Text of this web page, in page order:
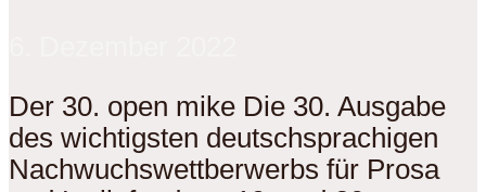
Der 30. open mike Die 30. Ausgabe
des wichtigsten deutschsprachigen
Nachwuchswettberwerbs für Prosa